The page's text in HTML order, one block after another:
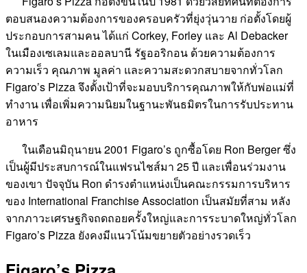
ตอบสนองความต้องการของครอบครัวที่ยุ่งวุ่นวาย ก่อตั้งโดยผู้
ประกอบการสามคน ได้แก่ Corkey, Forley และ Al Debacker
ในเมืองเซเลมและออลบานี รัฐออริกอน ด้วยความต้องการ
ความเร็ว คุณภาพ มูลค่า และความสะดวกสบายจากทั่วโลก
Figaro’s Pizza จึงตั้งเป้าที่จะมอบบริการคุณภาพให้กับพ่อแม่ที่
ทำงาน เพื่อเพิ่มความนิยมในฐานะพันธมิตรในการรับประทาน
อาหาร
ในเดือนมิถุนายน 2001 Figaro’s ถูกซื้อโดย Ron Berger ซึ่ง
เป็นผู้มีประสบการณ์ในแฟรนไชส์มา 25 ปี และเพื่อนร่วมงาน
ของเขา ปัจจุบัน Ron ดำรงตำแหน่งเป็นคณะกรรมการบริหาร
ของ International Franchise Association เป็นสมัยที่สาม หลัง
จากภาวะเศรษฐกิจถดถอยครั้งใหญ่และการระบาดใหญ่ทั่วโลก
Figaro’s Pizza ยังคงมีแนวโน้มขยายตัวอย่างรวดเร็ว